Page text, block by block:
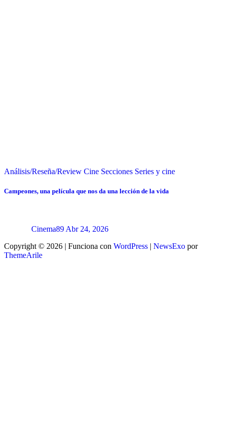
Análisis/Reseña/Review Cine Secciones Series y cine
Campeones, una película que nos da una lección de la vida
Cinema89 Abr 24, 2026
Copyright © 2026 | Funciona con WordPress | NewsExo por
ThemeArile